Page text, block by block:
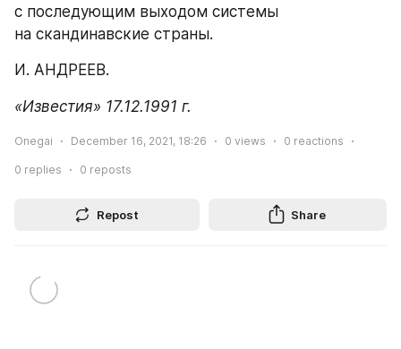
с последующим выходом системы
на скандинавские страны.
И. АНДРЕЕВ.
«Известия» 17.12.1991 г.
Onegai December 16, 2021, 18:26 0 views 0 reactions
0 replies 0 reposts
Repost Share